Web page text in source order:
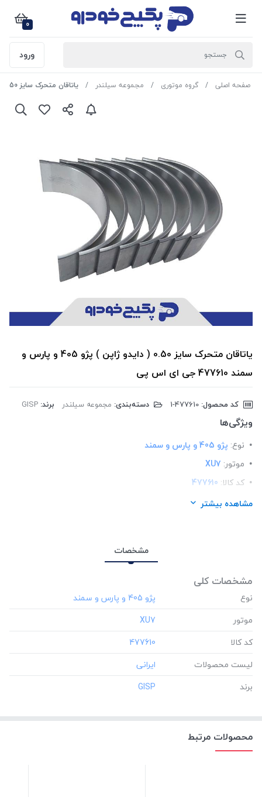
0
ورود
صفحه اصلی گروه موتوری مجموعه سیلندر یاتاقان متحرک سایز 0.50 ( دایدو ژاپن ) پژو 405 و پارس و سمند 477610 جی ای اس پی
یاتاقان متحرک سایز 0.50 ( دایدو ژاپن ) پژو 405 و پارس و
سمند 477610 جی ای اس پی
کد محصول: دسته‌بندی: مجموعه سیلندر برند: GISP
ویژگی‌ها
نوع: پژو 405 و پارس و سمند
موتور: XU7
کد کالا: 477610
لیست محصولات:
مشاهده بیشتر
مشخصات
مشخصات کلی
نوع
موتور
‎XU7
کد کالا
‎477610
لیست محصولات
برند
‎GISP
محصولات مرتبط